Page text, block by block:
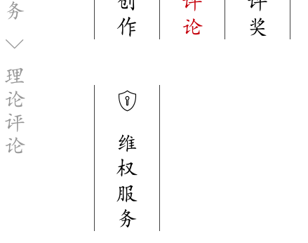
务
理
论
评
论
作
论
奖
维
权
服
务